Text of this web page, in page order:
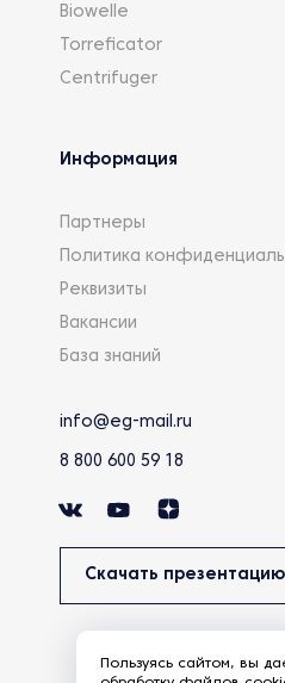
Biowelle
Torreficator
Centrifuger
Информация
Партнеры
Политика
Реквизиты
Вакансии
База знаний
info@eg-mail.ru
8 800 600 59 18
Скачать презентацию
Пользуясь сайтом, вы